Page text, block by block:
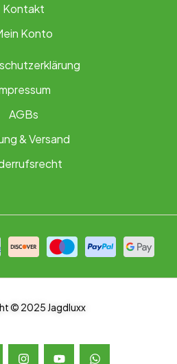
Kontakt
Konto
AGBs
& Versand
© 2025 Jagdluxx